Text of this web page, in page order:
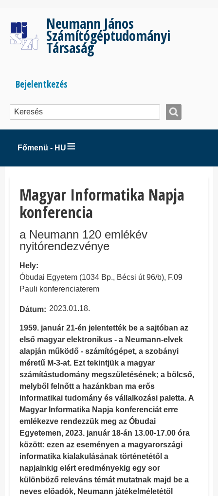
tartalomra
Neumann János
Számítógéptudományi
Társaság
Bejelentkezés
menüje
Bejelentkezés
Főmenü - HU
Magyar Informatika Napja
konferencia
a Neumann 120 emlékév
nyitórendezvénye
Hely
Óbudai Egyetem (1034 Bp., Bécsi út 96/b), F.09
Pauli konferenciaterem
Dátum 2023.01.18.
1959. január 21-én jelentették be a sajtóban az
első magyar elektronikus - a Neumann-elvek
alapján működő - számítógépet, a szobányi
méretű M-3-at. Ezt tekintjük a magyar
számítástudomány megszületésének; a bölcső,
melyből felnőtt a hazánkban ma erős
informatikai tudomány és vállalkozási paletta. A
Magyar Informatika Napja konferenciát erre
emlékezve rendezzük meg az Óbudai
Egyetemen, 2023. január 18-án 13.00-17.00 óra
között: ezen az eseményen a magyarországi
informatika kialakulásának történetétől a
napjainkig elért eredményekig egy sor
különböző releváns témát mutatnak majd be a
neves előadók, Neumann játékelméletétől